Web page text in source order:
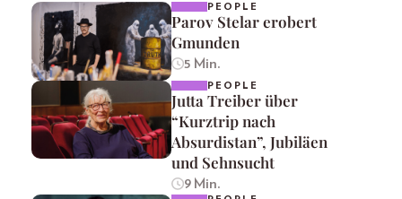
PEOPLE
Parov Stelar erobert
Gmunden
5 Min.
PEOPLE
Jutta Treiber über
“Kurztrip nach
Absurdistan”, Jubiläen
und Sehnsucht
9 Min.